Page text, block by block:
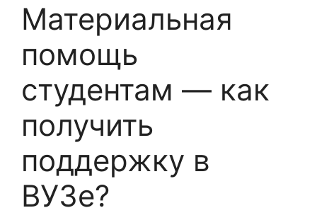
Материальная
помощь
студентам — как
получить
поддержку в
ВУЗе?